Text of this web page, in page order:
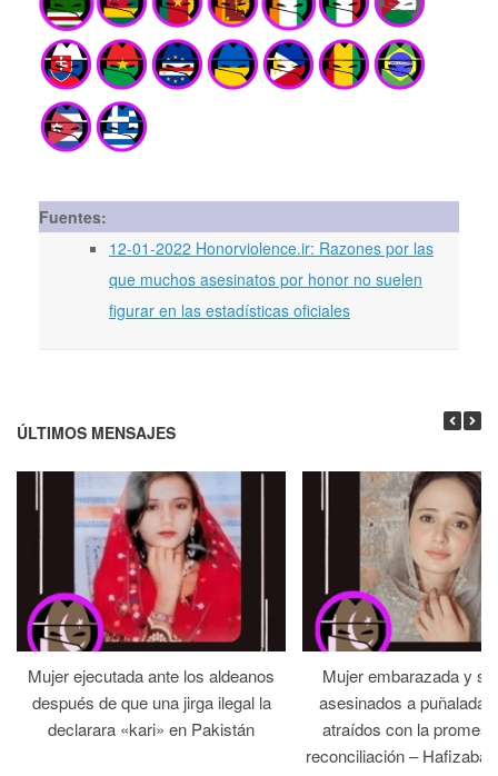
Fuentes:
12-01-2022 Honorviolence.ir: Razones por las
que muchos asesinatos por honor no suelen
figurar en las estadísticas oficiales
ÚLTIMOS MENSAJES
Mujer ejecutada ante los aldeanos
después de que una jirga ilegal la
declarara «kari» en Pakistán
Mujer embarazada y
asesinados a
atraídos con la
reconciliación –